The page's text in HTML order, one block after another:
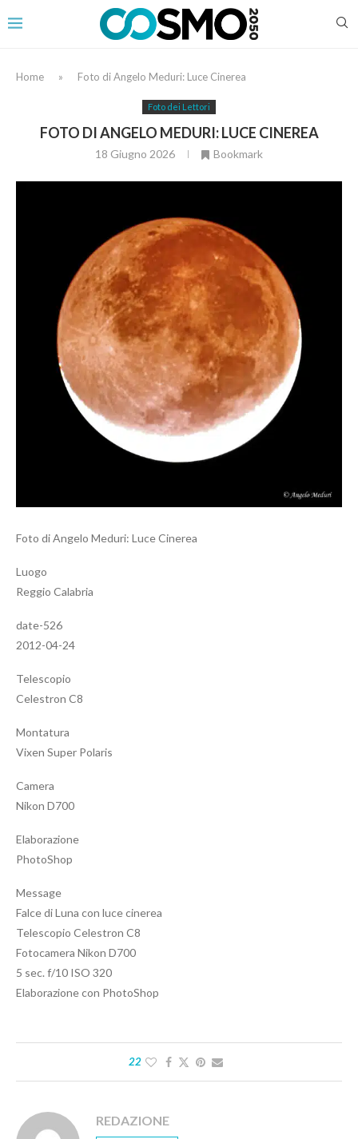
Home » Foto di Angelo Meduri: Luce Cinerea
Foto dei Lettori
FOTO DI ANGELO MEDURI: LUCE CINEREA
18 Giugno 2026 Bookmark
Foto di Angelo Meduri: Luce Cinerea
Luogo
Reggio Calabria
date-526
2012-04-24
Telescopio
Celestron C8
Montatura
Vixen Super Polaris
Camera
Nikon D700
Elaborazione
PhotoShop
Message
Falce di Luna con luce cinerea
Telescopio Celestron C8
Fotocamera Nikon D700
5 sec. f/10 ISO 320
Elaborazione con PhotoShop
22
REDAZIONE